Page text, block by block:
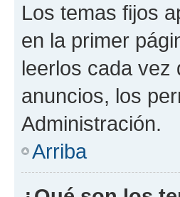
Los temas fijos
en la primer
leerlos cada vez
anuncios, los
Administración.
Arriba